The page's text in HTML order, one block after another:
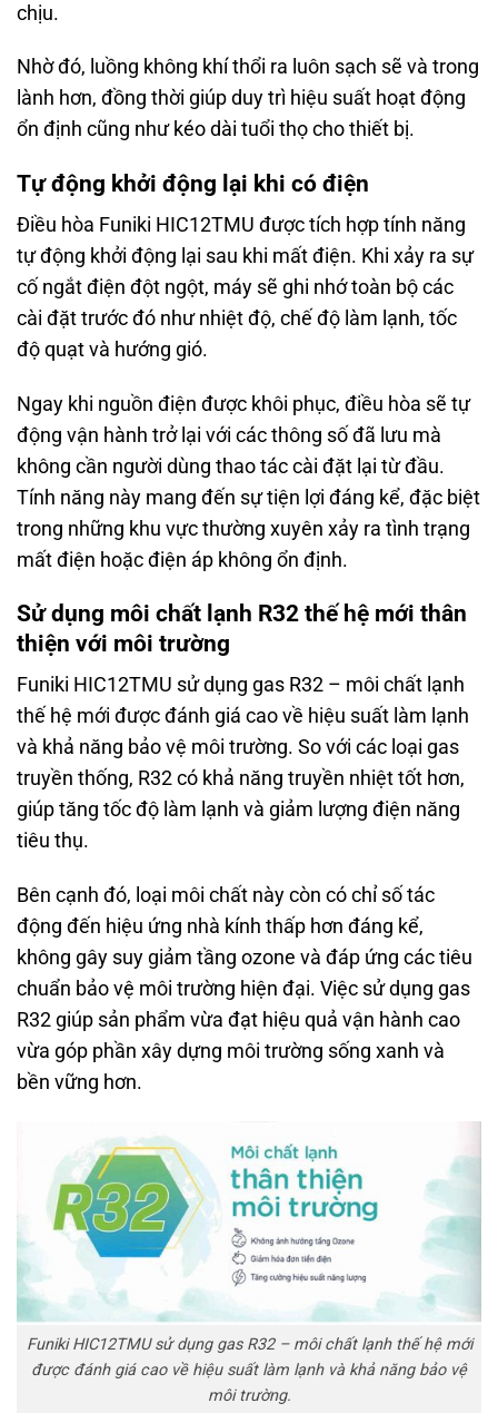
chịu.
Nhờ đó, luồng không khí thổi ra luôn sạch sẽ và trong
lành hơn, đồng thời giúp duy trì hiệu suất hoạt động
ổn định cũng như kéo dài tuổi thọ cho thiết bị.
Tự động khởi động lại khi có điện
Điều hòa Funiki HIC12TMU được tích hợp tính năng
tự động khởi động lại sau khi mất điện. Khi xảy ra sự
cố ngắt điện đột ngột, máy sẽ ghi nhớ toàn bộ các
cài đặt trước đó như nhiệt độ, chế độ làm lạnh, tốc
độ quạt và hướng gió.
Ngay khi nguồn điện được khôi phục, điều hòa sẽ tự
động vận hành trở lại với các thông số đã lưu mà
không cần người dùng thao tác cài đặt lại từ đầu.
Tính năng này mang đến sự tiện lợi đáng kể, đặc biệt
trong những khu vực thường xuyên xảy ra tình trạng
mất điện hoặc điện áp không ổn định.
Sử dụng môi chất lạnh R32 thế hệ mới thân
thiện với môi trường
Funiki HIC12TMU sử dụng gas R32 – môi chất lạnh
thế hệ mới được đánh giá cao về hiệu suất làm lạnh
và khả năng bảo vệ môi trường. So với các loại gas
truyền thống, R32 có khả năng truyền nhiệt tốt hơn,
giúp tăng tốc độ làm lạnh và giảm lượng điện năng
tiêu thụ.
Bên cạnh đó, loại môi chất này còn có chỉ số tác
động đến hiệu ứng nhà kính thấp hơn đáng kể,
không gây suy giảm tầng ozone và đáp ứng các tiêu
chuẩn bảo vệ môi trường hiện đại. Việc sử dụng gas
R32 giúp sản phẩm vừa đạt hiệu quả vận hành cao
vừa góp phần xây dựng môi trường sống xanh và
bền vững hơn.
Funiki HIC12TMU sử dụng gas R32 – môi chất lạnh thế hệ mới
được đánh giá cao về hiệu suất làm lạnh và khả năng bảo vệ
môi trường.